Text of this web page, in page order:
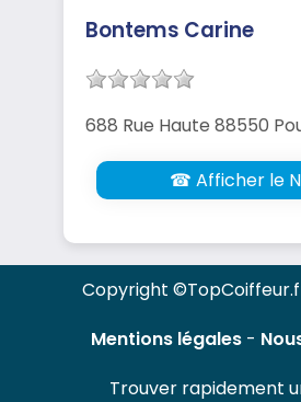
Bontems Carine
688 Rue Haute 88550
☎ Afficher le
Copyright
Mentions légales-
Trouver rapidement